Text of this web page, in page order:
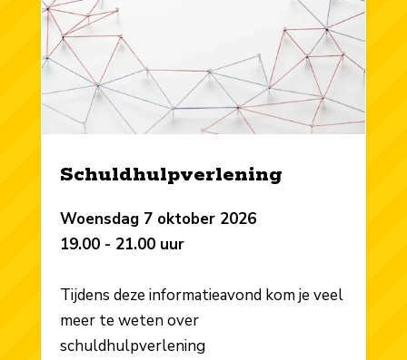
Schuldhulpverlening
Woensdag 7 oktober 2026
19.00 - 21.00 uur
Tijdens deze informatieavond kom je veel
meer te weten over
schuldhulpverlening